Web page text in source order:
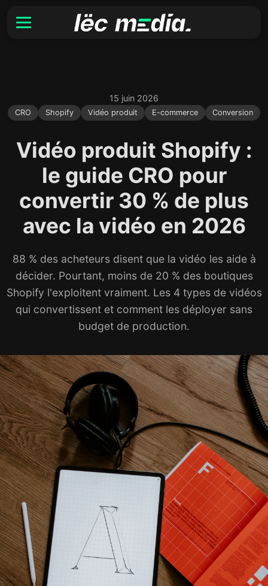
15 juin 2026
CRO Shopify Vidéo produit E-commerce Conversion
Vidéo produit Shopify :
le guide CRO pour
convertir 30 % de plus
avec la vidéo en 2026
88 % des acheteurs disent que la vidéo les aide à
décider. Pourtant, moins de 20 % des boutiques
Shopify l'exploitent vraiment. Les 4 types de vidéos
qui convertissent et comment les déployer sans
budget de production.